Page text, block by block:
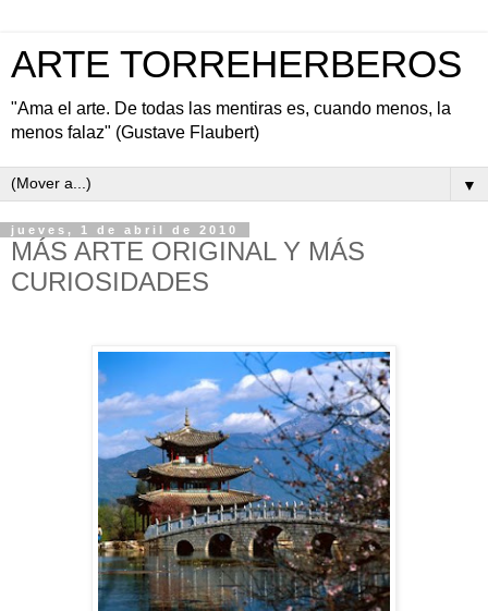
ARTE TORREHERBEROS
"Ama el arte. De todas las mentiras es, cuando menos, la
menos falaz" (Gustave Flaubert)
▼
jueves, 1 de abril de 2010
MÁS ARTE ORIGINAL Y MÁS
CURIOSIDADES